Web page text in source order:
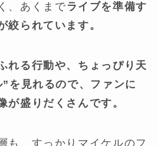
、あくまでライブを準備す
絞られています。
れる行動や、ちょっぴり天
を見れるので、ファンに
が盛りだくさんです。
も、すっかりマイケルのフ